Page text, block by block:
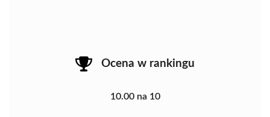
Ocena w rankingu
10.00 na 10